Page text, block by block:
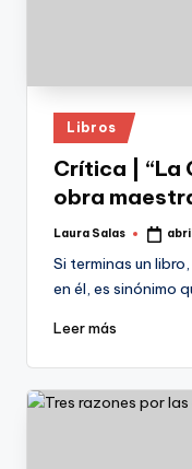
Publicado
en
Libros
Crítica | “La
obra
Publicado
Laura Salas
Si terminas un
en él, es sinónimo
Leer más